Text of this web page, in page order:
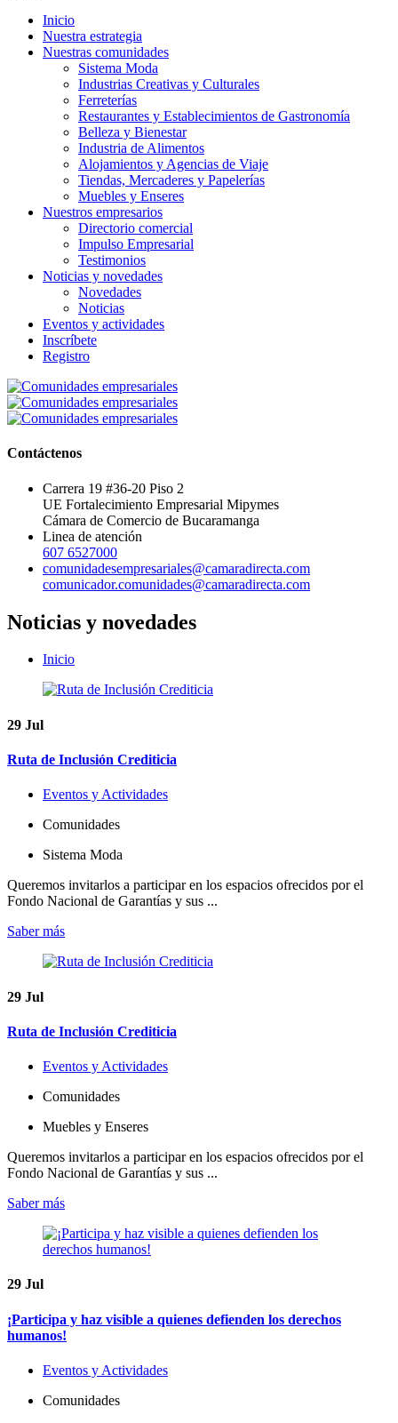
Inicio
Nuestra estrategia
Nuestras comunidades
Sistema Moda
Industrias Creativas y Culturales
Ferreterías
Restaurantes y Establecimientos de Gastronomía
Belleza y Bienestar
Industria de Alimentos
Alojamientos y Agencias de Viaje
Tiendas, Mercaderes y Papelerías
Muebles y Enseres
Nuestros empresarios
Directorio comercial
Impulso Empresarial
Testimonios
Noticias y novedades
Novedades
Noticias
Eventos y actividades
Inscríbete
Registro
Contáctenos
Carrera 19 #36-20 Piso 2
UE Fortalecimiento Empresarial Mipymes
Cámara de Comercio de Bucaramanga
Linea de atención
607 6527000
comunidadesempresariales@camaradirecta.com
comunicador.comunidades@camaradirecta.com
Noticias y novedades
Inicio
29 Jul
Ruta de Inclusión Crediticia
Eventos y Actividades
Comunidades
Sistema Moda
Queremos invitarlos a participar en los espacios ofrecidos por el
Fondo Nacional de Garantías y sus ...
Saber más
29 Jul
Ruta de Inclusión Crediticia
Eventos y Actividades
Comunidades
Muebles y Enseres
Queremos invitarlos a participar en los espacios ofrecidos por el
Fondo Nacional de Garantías y sus ...
Saber más
29 Jul
¡Participa y haz visible a quienes defienden los derechos
humanos!
Eventos y Actividades
Comunidades